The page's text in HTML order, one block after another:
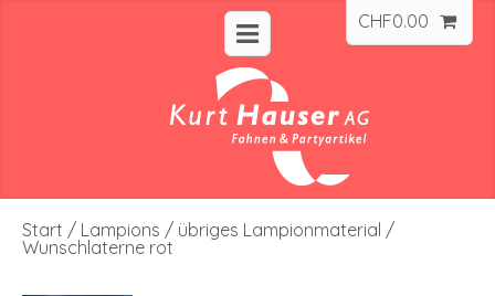
CHF0.00
Start / Lampions / übriges Lampionmaterial /
Wunschlaterne rot